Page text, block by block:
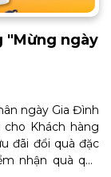
"Mừng ngày
ngày Gia Đình
Khách hàng
đãi đổi quà đặc
nhận quà qua